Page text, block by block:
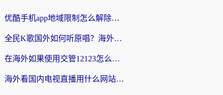
优酷手机app地域限制怎么解除？海外党亲测有效的追剧方案
全民K歌国外如何听原唱？海外党亲测有效的回国加速器选择指南
在海外如果使用交管12123怎么处理？留学生亲测有效的回国加速方案
海外看国内电视直播用什么网站比较好？一篇解决你所有追剧难题的实用指南